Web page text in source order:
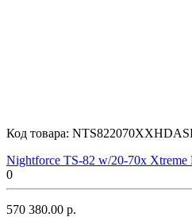
Код товара:
Nightforce TS-82 w/20-70x Xtreme
0
570 380.00 р.